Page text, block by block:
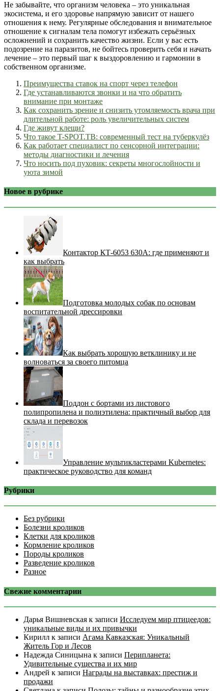
Не забывайте, что организм человека – это уникальная
экосистема, и его здоровье напрямую зависит от нашего
отношения к нему. Регулярные обследования и внимательное
отношение к сигналам тела помогут избежать серьёзных
осложнений и сохранить качество жизни. Если у вас есть
подозрение на паразитов, не бойтесь проверить себя и начать
лечение – это первый шаг к выздоровлению и гармонии в
собственном организме.
Преимущества ставок на спорт через телефон
Где устанавливаются звонки и на что обратить
внимание при монтаже
Как сохранить зрение и снизить утомляемость врача при
длительной работе: роль увеличительных систем
Где живут клещи?
Что такое T-SPOT.TB: современный тест на туберкулёз
Как работает специалист по сенсорной интеграции:
методы диагностики и лечения
Что носить под пуховик: секреты многослойности и
уюта зимой
Новое в рубрике
Контактор КТ-6053 630А: где применяют и
как выбрать
Подготовка молодых собак по основам
воспитательной дрессировки
Как выбрать хорошую ветклинику и не
волноваться за своего питомца
Поддон с бортами из листового
полипропилена и полиэтилена: практичный выбор для
склада и перевозок
Управление мультикластерами Kubernetes:
практическое руководство для команд
Рубрики
Без рубрики
Болезни кроликов
Клетки для кроликов
Кормление кроликов
Породы кроликов
Разведение кроликов
Разное
Свежие комментарии
Дарья Вишневская к записи Исследуем мир птицеедов:
уникальные виды и их привычки
Кирилл к записи Агама Кавказская: Уникальный
Житель Гор и Лесов
Надежда Синицына к записи Перипланета:
Удивительные существа и их мир
Андрей к записи Награды на выставках: престиж и
продажи